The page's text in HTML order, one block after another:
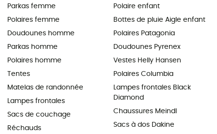
Parkas femme
Polaires femme
Doudounes homme
Parkas homme
Polaires homme
Tentes
Matelas de randonnée
Lampes frontales
Sacs de couchage
Réchauds
Polaire enfant
Bottes de pluie Aigle enfant
Polaires Patagonia
Doudounes Pyrenex
Vestes Helly Hansen
Polaires Columbia
Lampes frontales Black
Diamond
Chaussures Meindl
Sacs à dos Dakine